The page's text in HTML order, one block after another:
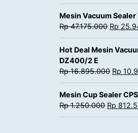
Mesin Vacuum
Rp47.175.000 Rp
Hot Deal Mesin
DZ400/2 E
Rp16.895.000 Rp
Mesin Cup Sealer
Rp1.250.000 Rp